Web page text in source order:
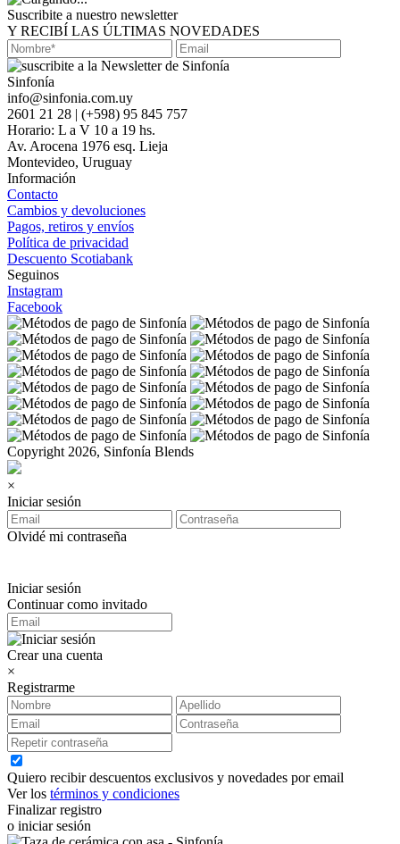
Suscribite a nuestro newsletter
Y RECIBÍ LAS ÚLTIMAS NOVEDADES
Sinfonía
info@sinfonia.com.uy
2601 21 28 | (+598) 95 845 757
Horario: L a V 10 a 19 hs.
Av. Arocena 1976 esq. Lieja
Montevideo, Uruguay
Información
Contacto
Cambios y devoluciones
Pagos, retiros y envíos
Política de privacidad
Descuento Scotiabank
Seguinos
Instagram
Facebook
Copyright 2026, Sinfonía Blends
×
Iniciar sesión
Olvidé mi contraseña
Iniciar sesión
Continuar como invitado
Crear una cuenta
×
Registrarme
Quiero recibir descuentos exclusivos y novedades por email
Ver los términos y condiciones
Finalizar registro
o iniciar sesión